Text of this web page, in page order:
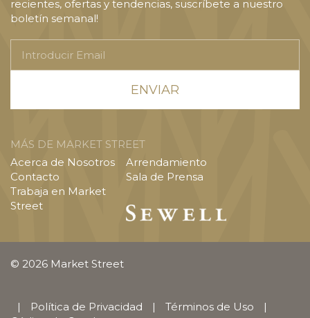
recientes, ofertas y tendencias, suscríbete a nuestro
boletín semanal!
Email
MÁS DE MARKET STREET
Acerca de Nosotros
Contacto
Trabaja en Market
Street
Arrendamiento
Sala de Prensa
© 2026 Market Street
| Política de Privacidad | Términos de Uso
|